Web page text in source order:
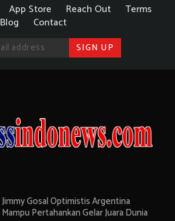
App Store Reach Out
Terms
Blog
Contact
Jimmy Gosal Optimistis Argentina
Mampu Pertahankan Gelar Juara Dunia